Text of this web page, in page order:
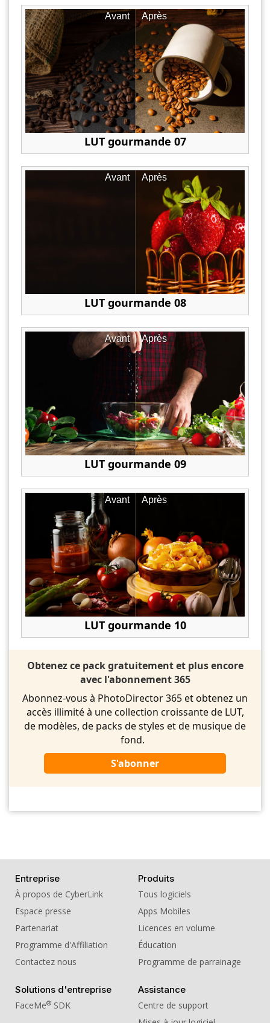
Après
Avant
LUT gourmande 07
Après
Avant
LUT gourmande 08
Après
Avant
LUT gourmande 09
Après
Avant
LUT gourmande 10
Obtenez ce pack gratuitement et plus encore
avec l'abonnement 365
Abonnez-vous à PhotoDirector 365 et obtenez un
accès illimité à une collection croissante de LUT,
de modèles, de packs de styles et de musique de
fond.
S'abonner
Entreprise
À propos de CyberLink
Espace presse
Partenariat
Programme d'Affiliation
Contactez nous
Produits
Tous logiciels
Apps Mobiles
Licences en volume
Éducation
Programme de parrainage
Solutions d'entreprise
FaceMe® SDK
Assistance
Centre de support